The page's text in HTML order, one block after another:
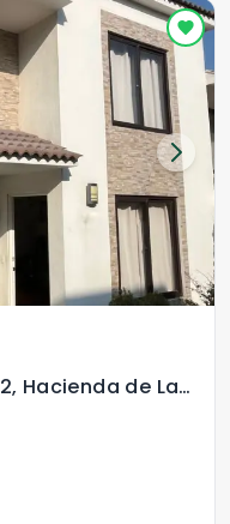
Casa en Venta en Andana 2, Hacienda de Las Flores